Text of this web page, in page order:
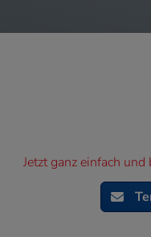
Jetzt ganz einfach